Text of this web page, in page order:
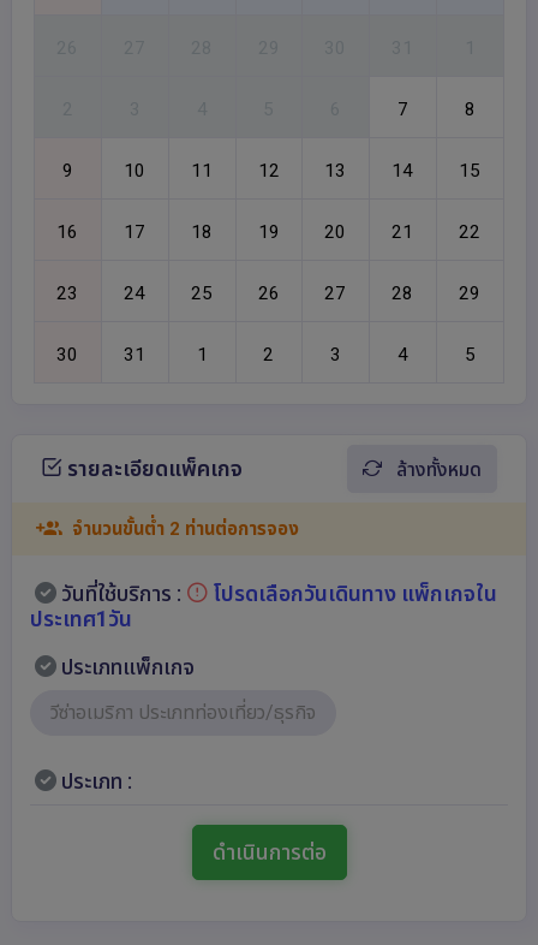
รายละเอียดแพ็คเกจ ล้างทั้งหมด
จำนวนขั้นต่ำ 2 ท่านต่อการจอง
วันที่ใช้บริการ :
โปรดเลือกวันเดินทาง แพ็กเกจใน
ประเทศ1วัน
ประเภทแพ็กเกจ
วีซ่าอเมริกา ประเภทท่องเที่ยว/ธุรกิจ
ประเภท :
ดำเนินการต่อ